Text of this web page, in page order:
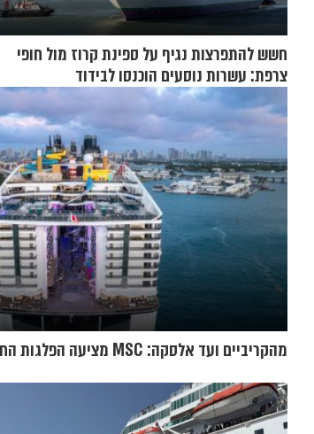
חשש להתפרצות נגיף על ספינת קרוז מול חופי
צרפת: עשרות נוסעים הוכנסו לבידוד
מהקריביים ועד אלסקה: MSC מציעה הפלגות החל מ-673 דולר